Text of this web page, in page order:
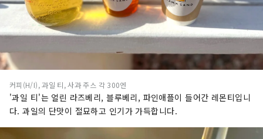
커피(H/I), 과일 티, 사과 주스 각 300엔
'과일 티'는 얼린 라즈베리, 블루베리, 파인애플이 들어간 레몬티입니
다. 과일의 단맛이 절묘하고 인기가 가득합니다.